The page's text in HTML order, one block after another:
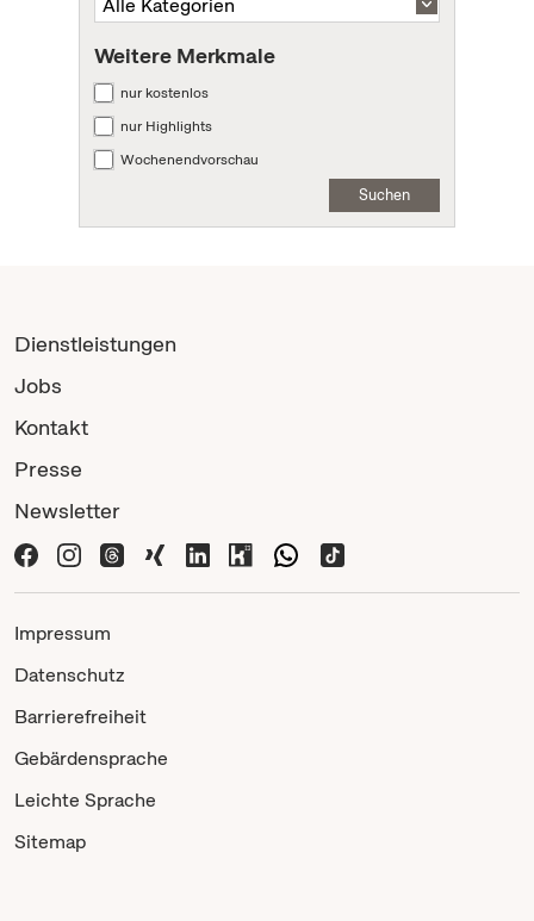
Weitere Merkmale
nur kostenlos
nur Highlights
Wochenendvorschau
Suchen
Dienstleistungen
Jobs
Kontakt
Presse
Newsletter
Impressum
Datenschutz
Barrierefreiheit
Gebärdensprache
Leichte Sprache
Sitemap